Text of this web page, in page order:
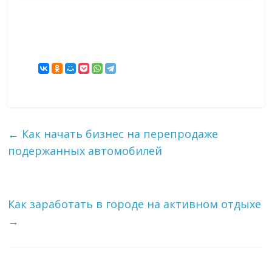
← Как начать бизнес на перепродаже
подержанных автомобилей
Как заработать в городе на активном отдыхе
→